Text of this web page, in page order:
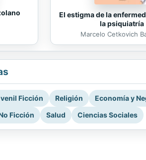
El estigma de la
la psiquiatría
Marcelo Cetkovich
Ficción Religión
Economía y
Ficción
Salud Ciencias Sociales